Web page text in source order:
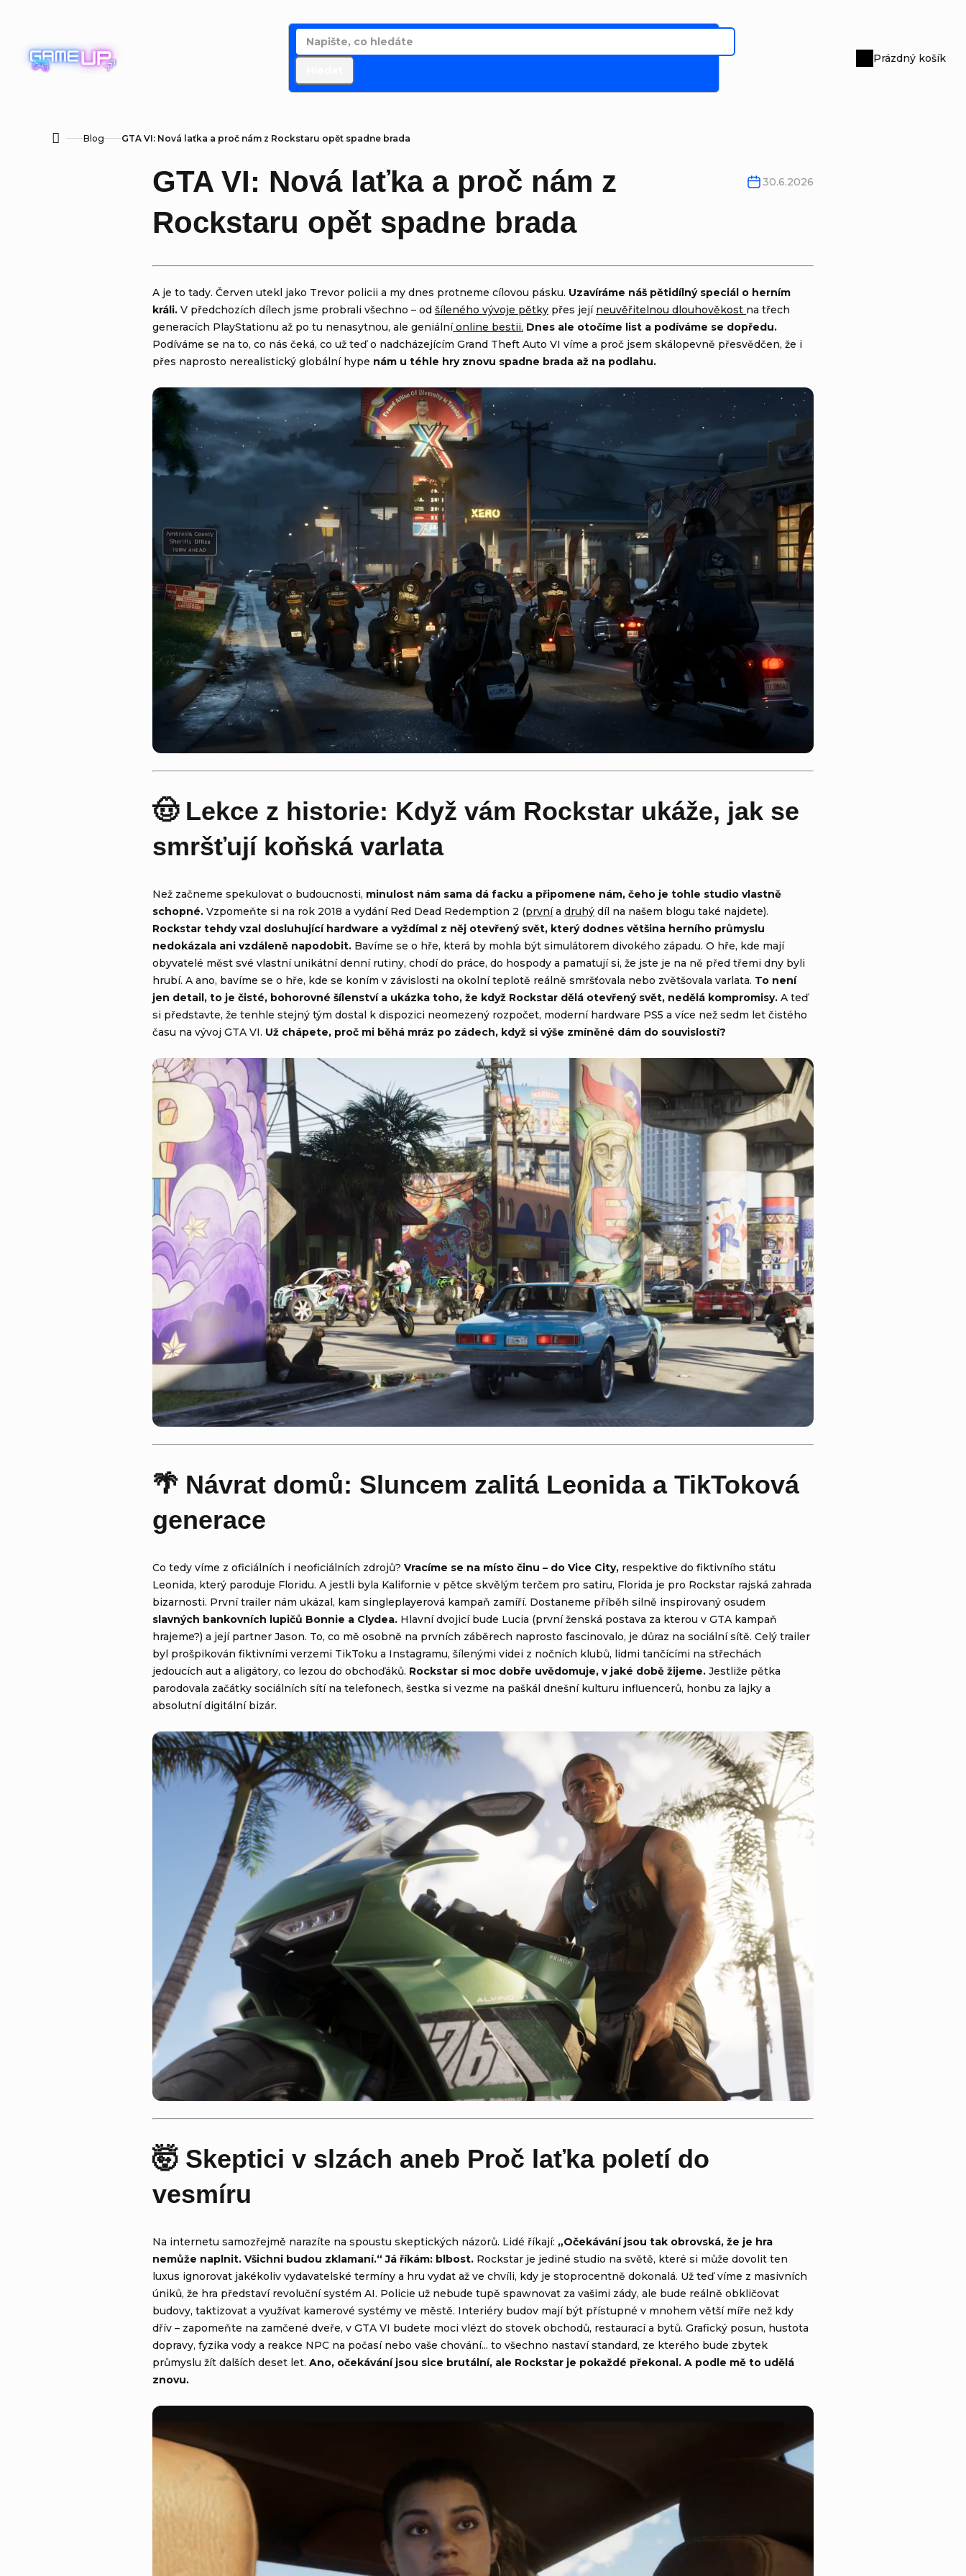
Nákupní
Prázdný košík
DomůBlog GTA VI: Nová laťka a proč nám z Rockstaru opět spadne brada
GTA VI: Nová laťka a proč nám z
Rockstaru opět spadne brada
30.6.2026
A je to tady. Červen utekl jako Trevor policii a my dnes protneme cílovou pásku. Uzavíráme náš pětidílný speciál o herním
králi. V předchozích dílech jsme probrali všechno – od šíleného vývoje pětky přes její neuvěřitelnou dlouhověkost na třech
generacích PlayStationu až po tu nenasytnou, ale geniálníonline bestii. Dnes ale otočíme list a podíváme se dopředu.
Podíváme se na to, co nás čeká, co už teď o nadcházejícím Grand Theft Auto VI víme a proč jsem skálopevně přesvědčen, že i
přes naprosto nerealistický globální hype nám u téhle hry znovu spadne brada až na podlahu.
🤠 Lekce z historie: Když vám Rockstar ukáže, jak se
smršťují koňská varlata
Než začneme spekulovat o budoucnosti, minulost nám sama dá facku a připomene nám, čeho je tohle studio vlastně
schopné. Vzpomeňte si na rok 2018 a vydání Red Dead Redemption 2 (prvnía druhý díl na našem blogu také najdete).
Rockstar tehdy vzal dosluhující hardware a vyždímal z něj otevřený svět, který dodnes většina herního průmyslu
nedokázala ani vzdáleně napodobit. Bavíme se o hře, která by mohla být simulátorem divokého západu. O hře, kde mají
obyvatelé měst své vlastní unikátní denní rutiny, chodí do práce, do hospody a pamatují si, že jste je na ně před třemi dny byli
hrubí. A ano, bavíme se o hře, kde se koním v závislosti na okolní teplotě reálně smršťovala nebo zvětšovala varlata. To není
jen detail, to je čisté, bohorovné šílenství a ukázka toho, že když Rockstar dělá otevřený svět, nedělá kompromisy. A teď
si představte, že tenhle stejný tým dostal k dispozici neomezený rozpočet, moderní hardware PS5 a více než sedm let čistého
času na vývoj GTA VI. Už chápete, proč mi běhá mráz po zádech, když si výše zmíněné dám do souvislostí?
🌴 Návrat domů: Sluncem zalitá Leonida a TikToková
generace
Co tedy víme z oficiálních i neoficiálních zdrojů? Vracíme se na místo činu – do Vice City, respektive do fiktivního státu
Leonida, který paroduje Floridu. A jestli byla Kalifornie v pětce skvělým terčem pro satiru, Florida je pro Rockstar rajská zahrada
bizarnosti. První trailer nám ukázal, kam singleplayerová kampaň zamíří. Dostaneme příběh silně inspirovaný osudem
slavných bankovních lupičů Bonnie a Clydea. Hlavní dvojicí bude Lucia (první ženská postava za kterou v GTA kampaň
hrajeme?) a její partner Jason. To, co mě osobně na prvních záběrech naprosto fascinovalo, je důraz na sociální sítě. Celý trailer
byl prošpikován fiktivními verzemi TikToku a Instagramu, šílenými videi z nočních klubů, lidmi tančícími na střechách
jedoucích aut a aligátory, co lezou do obchoďáků. Rockstar si moc dobře uvědomuje, v jaké době žijeme. Jestliže pětka
parodovala začátky sociálních sítí na telefonech, šestka si vezme na paškál dnešní kulturu influencerů, honbu za lajky a
absolutní digitální bizár.
🤯 Skeptici v slzách aneb Proč laťka poletí do
vesmíru
Na internetu samozřejmě narazíte na spoustu skeptických názorů. Lidé říkají: „Očekávání jsou tak obrovská, že je hra
nemůže naplnit. Všichni budou zklamaní.“ Já říkám: blbost. Rockstar je jediné studio na světě, které si může dovolit ten
luxus ignorovat jakékoliv vydavatelské termíny a hru vydat až ve chvíli, kdy je stoprocentně dokonalá. Už teď víme z masivních
úniků, že hra představí revoluční systém AI. Policie už nebude tupě spawnovat za vašimi zády, ale bude reálně obkličovat
budovy, taktizovat a využívat kamerové systémy ve městě. Interiéry budov mají být přístupné v mnohem větší míře než kdy
dřív – zapomeňte na zamčené dveře, v GTA VI budete moci vlézt do stovek obchodů, restaurací a bytů. Grafický posun, hustota
dopravy, fyzika vody a reakce NPC na počasí nebo vaše chování... to všechno nastaví standard, ze kterého bude zbytek
průmyslu žít dalších deset let. Ano, očekávání jsou sice brutální, ale Rockstar je pokaždé překonal. A podle mě to udělá
znovu.